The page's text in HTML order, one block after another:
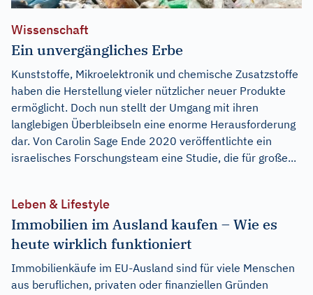
Wissenschaft
Ein unvergängliches Erbe
Kunststoffe, Mikroelektronik und chemische Zusatzstoffe
haben die Herstellung vieler nützlicher neuer Produkte
ermöglicht. Doch nun stellt der Umgang mit ihren
langlebigen Überbleibseln eine enorme Herausforderung
dar. Von Carolin Sage Ende 2020 veröffentlichte ein
israelisches Forschungsteam eine Studie, die für große...
Leben & Lifestyle
Immobilien im Ausland kaufen – Wie es
heute wirklich funktioniert
Immobilienkäufe im EU-Ausland sind für viele Menschen
aus beruflichen, privaten oder finanziellen Gründen